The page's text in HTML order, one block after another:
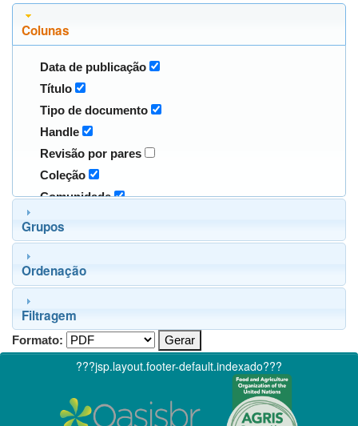
Colunas
Data de publicação
Título
Tipo de documento
Handle
Revisão por pares
Coleção
Comunidade
Grupos
Ordenação
Filtragem
Formato:
???jsp.layout.footer-default.indexado???